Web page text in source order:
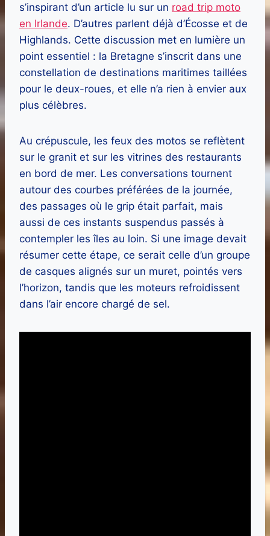
s’inspirant d’un article lu sur un road trip moto
en Irlande. D’autres parlent déjà d’Écosse et de
Highlands. Cette discussion met en lumière un
point essentiel : la Bretagne s’inscrit dans une
constellation de destinations maritimes taillées
pour le deux-roues, et elle n’a rien à envier aux
plus célèbres.
Au crépuscule, les feux des motos se reflètent
sur le granit et sur les vitrines des restaurants
en bord de mer. Les conversations tournent
autour des courbes préférées de la journée,
des passages où le grip était parfait, mais
aussi de ces instants suspendus passés à
contempler les îles au loin. Si une image devait
résumer cette étape, ce serait celle d’un groupe
de casques alignés sur un muret, pointés vers
l’horizon, tandis que les moteurs refroidissent
dans l’air encore chargé de sel.